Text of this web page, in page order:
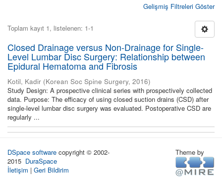
Gelişmiş Filtreleri Göster
Toplam kayıt 1, listelenen: 1-1
Closed Drainage versus Non-Drainage for Single-
Level Lumbar Disc Surgery: Relationship between
Epidural Hematoma and Fibrosis
Kotil, Kadir (Korean Soc Spine Surgery, 2016)
Study Design: A prospective clinical series with prospectively collected
data. Purpose: The efficacy of using closed suction drains (CSD) after
single-level lumbar disc surgery was evaluated. Postoperative CSD are
regularly ...
DSpace software copyright © 2002-
2015 DuraSpace
İletişim | Geri Bildirim
Theme by